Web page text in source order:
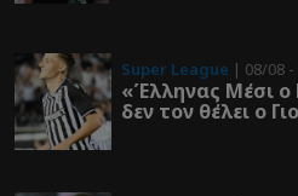
Super League | 08/08 -
«Έλληνας Μέσι ο
δεν τον θέλει ο